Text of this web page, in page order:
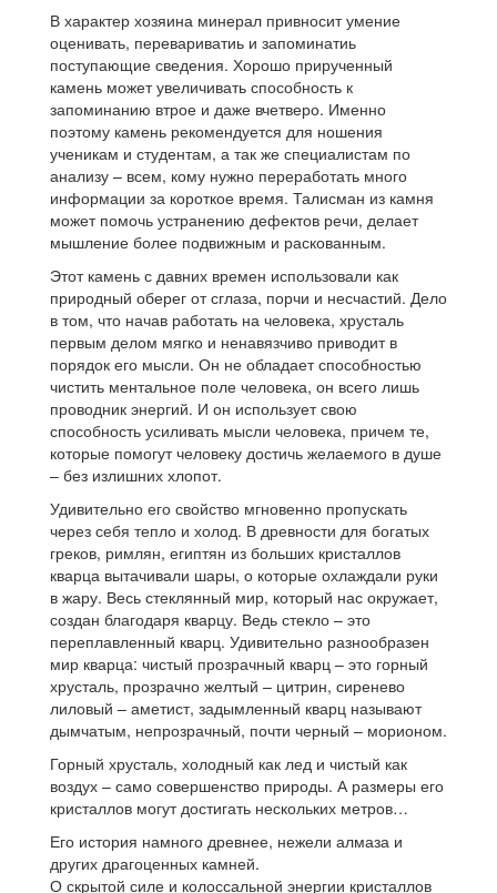
В характер хозяина минерал привносит умение
оценивать, перевариватиь и запоминатиь
поступающие сведения. Хорошо прирученный
камень может увеличивать способность к
запоминанию втрое и даже вчетверо. Именно
поэтому камень рекомендуется для ношения
ученикам и студентам, а так же специалистам по
анализу – всем, кому нужно переработать много
информации за короткое время. Талисман из камня
может помочь устранению дефектов речи, делает
мышление более подвижным и раскованным.
Этот камень с давних времен использовали как
природный оберег от сглаза, порчи и несчастий. Дело
в том, что начав работать на человека, хрусталь
первым делом мягко и ненавязчиво приводит в
порядок его мысли. Он не обладает способностью
чистить ментальное поле человека, он всего лишь
проводник энергий. И он использует свою
способность усиливать мысли человека, причем те,
которые помогут человеку достичь желаемого в душе
– без излишних хлопот.
Удивительно его свойство мгновенно пропускать
через себя тепло и холод. В древности для богатых
греков, римлян, египтян из больших кристаллов
кварца вытачивали шары, о которые охлаждали руки
в жару. Весь стеклянный мир, который нас окружает,
создан благодаря кварцу. Ведь стекло – это
переплавленный кварц. Удивительно разнообразен
мир кварца: чистый прозрачный кварц – это горный
хрусталь, прозрачно желтый – цитрин, сиренево
лиловый – аметист, задымленный кварц называют
дымчатым, непрозрачный, почти черный – морионом.
Горный хрусталь, холодный как лед и чистый как
воздух – само совершенство природы. А размеры его
кристаллов могут достигать нескольких метров…
Его история намного древнее, нежели алмаза и
других драгоценных камней.
О скрытой силе и колоссальной энергии кристаллов